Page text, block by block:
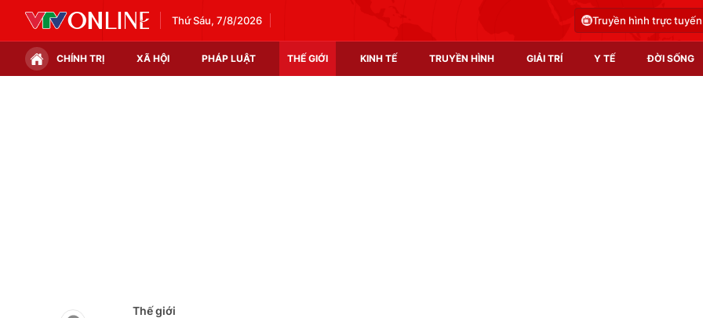
Thứ Sáu, 7/8/2026 Truyền hình trực tuyến
CHÍNH TRỊ XÃ HỘI PHÁP LUẬT THẾ GIỚI KINH TẾ TRUYỀN HÌNH GIẢI TRÍ Y TẾ ĐỜI SỐNG
Thế giới